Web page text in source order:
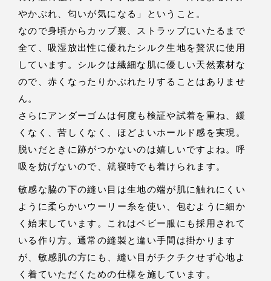
やかぶれ、匂いが気になる」ということ。
なので身頃からカップ裏、ストラップにいたるまで
全て、吸湿放出性に優れたシルク生地を贅沢に使用
しています。シルクは繊細な肌に優しい天然素材な
ので、赤くなったりかぶれたりすることはありませ
ん。
さらにアンダーゴムは何度も検証や試着を重ね、緩
くなく、苦しくなく、ほどよいホールド感を実現。
脱いだときに跡がつかないのは嬉しいですよね。呼
吸を妨げないので、就寝時でも着けられます。
敏感な脇の下の縫い目は生地の端が肌に触れにくい
ように柔らかいウーリー糸を使い、包むように細か
く始末しています。これはベビー服にも採用されて
いる作り方。通常の縫製と違い手間は掛かります
が、敏感肌の方にも、縫い目がチクチクせず心地よ
く着ていただくための仕様を施しています。